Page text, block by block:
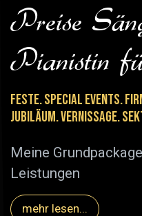
Preise
Pianistin
Feste. Special Events.
Jubiläum. Vernissage.
Meine
Leistungen
mehr lesen...